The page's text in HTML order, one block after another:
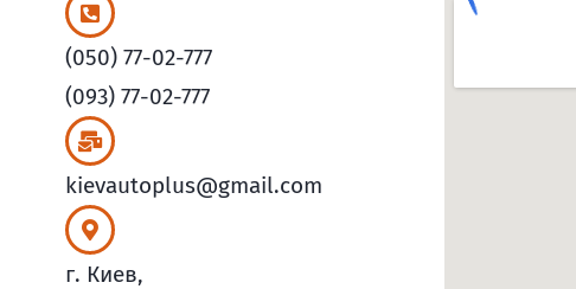
(050) 77-02-777
(093) 77-02-777
kievautoplus@gmail.com
г. Киев,